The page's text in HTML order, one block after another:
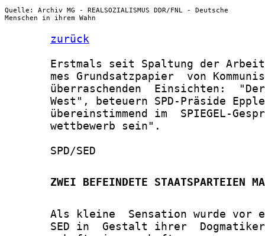
Quelle: Archiv MG - REALSOZIALISMUS DDR/FNL - Deutsche
Menschen in ihrem Wahn
zurück
Erstmals seit Spaltung der
mes Grundsatzpapier  von
überraschenden  Einsichten:
West", beteuern SPD-Präside
übereinstimmend im  SPIEGEL-
       wettbewerb sein".
       SPD/SED
ZWEI BEFEINDETE STAATSPARTEIEN